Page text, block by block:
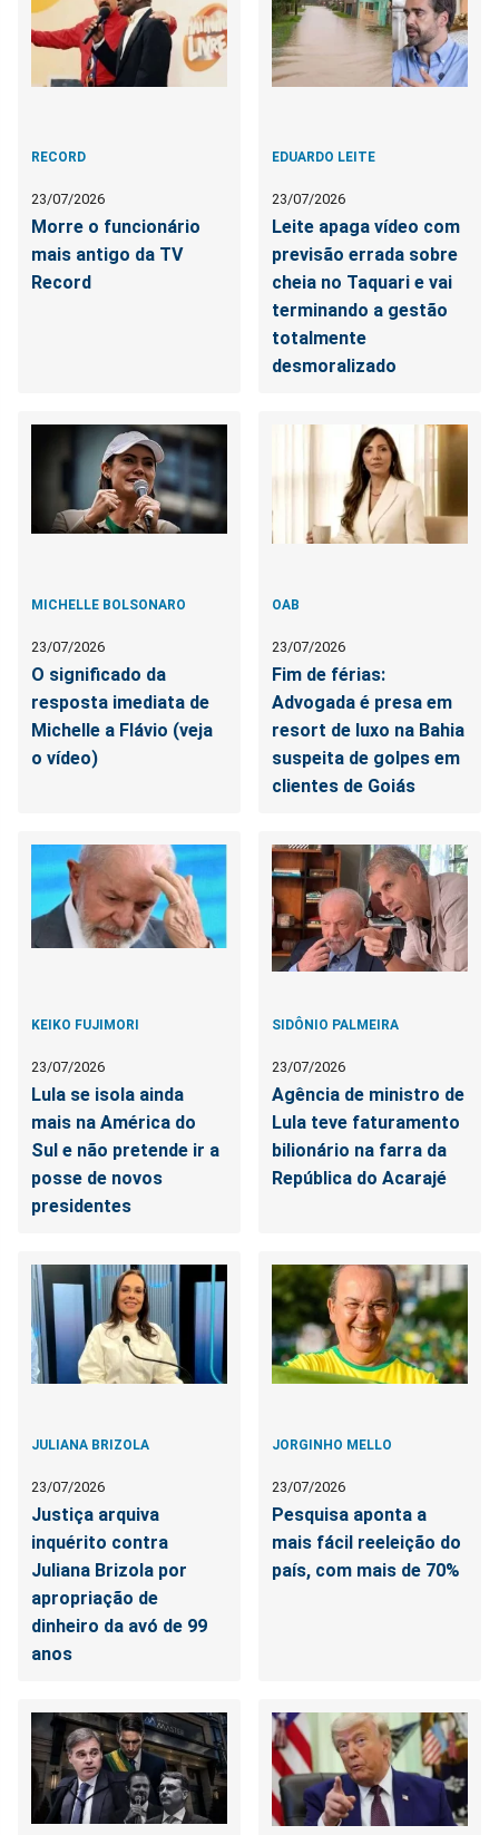
RECORD
23/07/2026
Morre o funcionário
mais antigo da TV
Record
EDUARDO LEITE
23/07/2026
Leite apaga vídeo com
previsão errada sobre
cheia no Taquari e vai
terminando a gestão
totalmente
desmoralizado
MICHELLE BOLSONARO
23/07/2026
O significado da
resposta imediata de
Michelle a Flávio (veja
o vídeo)
OAB
23/07/2026
Fim de férias:
Advogada é presa em
resort de luxo na Bahia
suspeita de golpes em
clientes de Goiás
KEIKO FUJIMORI
23/07/2026
Lula se isola ainda
mais na América do
Sul e não pretende ir a
posse de novos
presidentes
SIDÔNIO PALMEIRA
23/07/2026
Agência de ministro de
Lula teve faturamento
bilionário na farra da
República do Acarajé
JULIANA BRIZOLA
23/07/2026
Justiça arquiva
inquérito contra
Juliana Brizola por
apropriação de
dinheiro da avó de 99
anos
JORGINHO MELLO
23/07/2026
Pesquisa aponta a
mais fácil reeleição do
país, com mais de 70%